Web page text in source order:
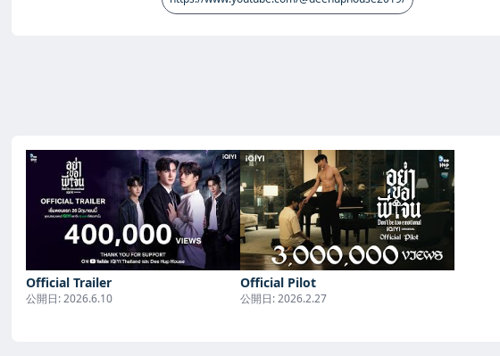
Official Trailer
公開日:2026.6.10
Official Pilot
公開日:2026.2.27